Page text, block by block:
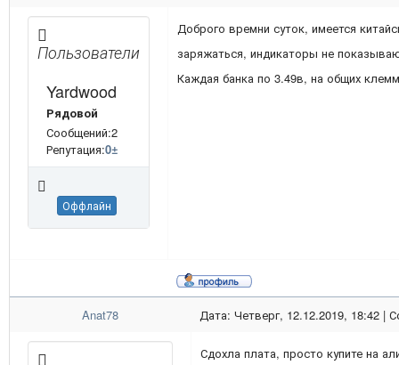
Пользователи
Yardwood
Рядовой
Сообщений:2
Репутация:0±
Оффлайн
Доброго времни суток, имеется
заряжаться, индикаторы не
Каждая банка по 3.49в, на общих
Anat78 Дата: Четверг, 12.12.2019, 18:42 |
Сдохла плата, просто купите на